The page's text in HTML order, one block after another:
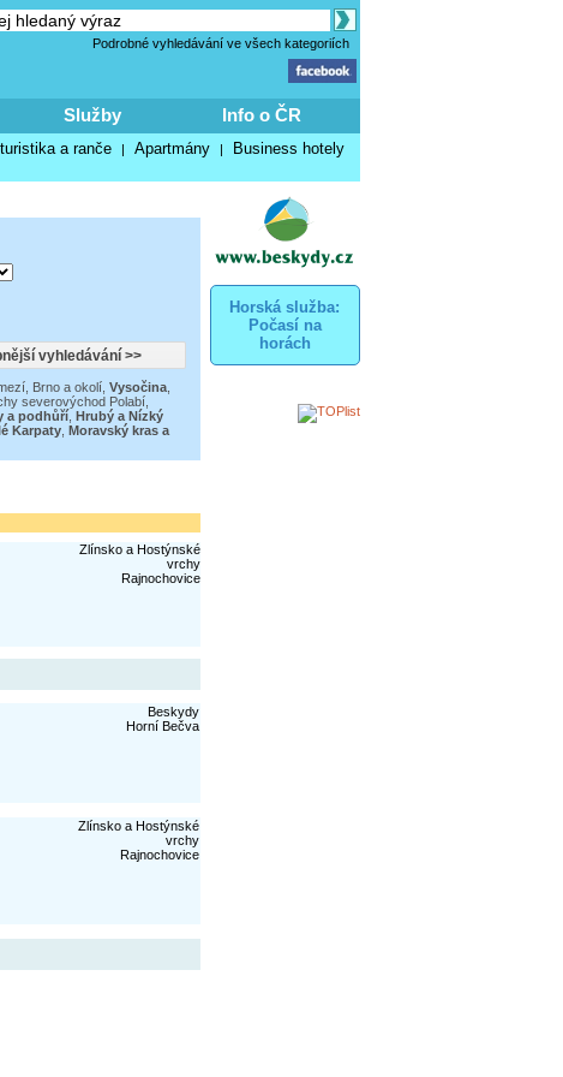
Podrobné vyhledávání ve všech kategoriích
Služby Info o ČR
a ranče | Apartmány | Business hotely
Horská služba:
Počasí na
horách
, Brno a okolí, Vysočina,
severovýchod Polabí,
a podhůří, Hrubý a Nízký
Karpaty, Moravský kras a
Zlínsko a Hostýnské
vrchy
Rajnochovice
Beskydy
Horní Bečva
Zlínsko a Hostýnské
vrchy
Rajnochovice